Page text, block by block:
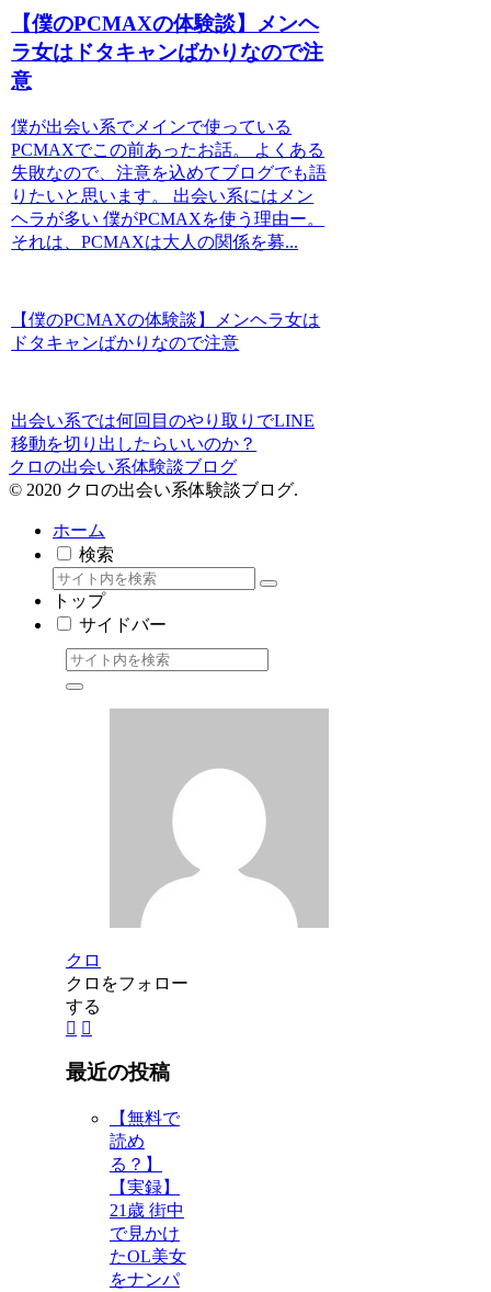
【僕のPCMAXの体験談】メンヘ
ラ女はドタキャンばかりなので注
意
僕が出会い系でメインで使っている
PCMAXでこの前あったお話。 よくある
失敗なので、注意を込めてブログでも語
りたいと思います。 出会い系にはメン
ヘラが多い 僕がPCMAXを使う理由ー。
それは、PCMAXは大人の関係を募...
【僕のPCMAXの体験談】メンヘラ女は
ドタキャンばかりなので注意
出会い系では何回目のやり取りでLINE
移動を切り出したらいいのか？
クロの出会い系体験談ブログ
© 2020 クロの出会い系体験談ブログ.
ホーム
検索
トップ
サイドバー
クロ
クロをフォロー
する
最近の投稿
【無料で
読め
る？】
【実録】
21歳 街中
で見かけ
たOL美女
をナンパ